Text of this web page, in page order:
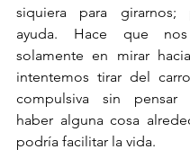
siquiera para girarnos;
ayuda. Hace que nos
solamente en mirar
intentemos tirar del
compulsiva sin
haber alguna cosa
podría facilitar la vida.